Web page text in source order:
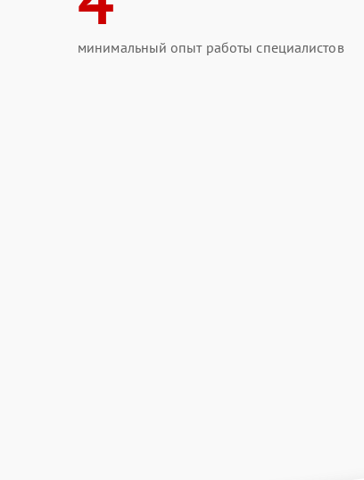
минимальный опыт работы специалистов